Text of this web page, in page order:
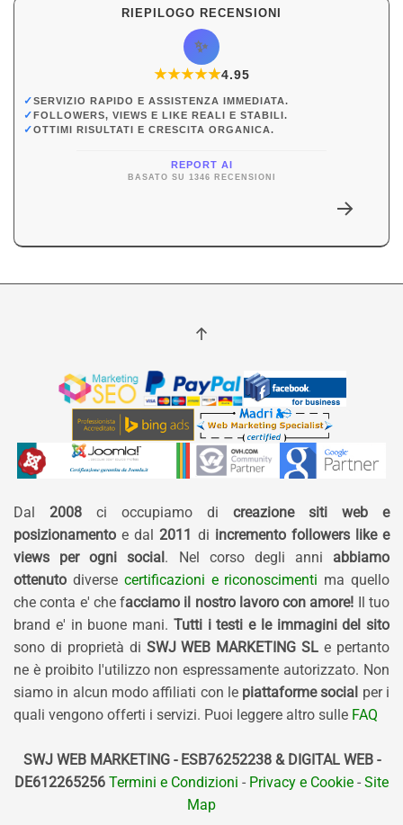
RIEPILOGO RECENSIONI
✨
★★★★★
★4.95
✓SERVIZIO RAPIDO E ASSISTENZA IMMEDIATA.
✓FOLLOWERS, VIEWS E LIKE REALI E STABILI.
✓OTTIMI RISULTATI E CRESCITA ORGANICA.
REPORT AI
BASATO SU 1346 RECENSIONI
Dal 2008 ci occupiamo di creazione siti web e
posizionamento e dal 2011 di incremento followers like e
views per ogni social. Nel corso degli anni abbiamo
ottenuto diverse certificazioni e riconoscimenti ma quello
che conta e' che facciamo il nostro lavoro con amore! Il tuo
brand e' in buone mani. Tutti i testi e le immagini del sito
sono di proprietà di SWJ WEB MARKETING SL e pertanto
ne è proibito l'utilizzo non espressamente autorizzato. Non
siamo in alcun modo affiliati con le piattaforme social per i
quali vengono offerti i servizi. Puoi leggere altro sulle FAQ
SWJ WEB MARKETING - ESB76252238 & DIGITAL WEB -
DE612265256 Termini e Condizioni - Privacy e Cookie - Site
Map